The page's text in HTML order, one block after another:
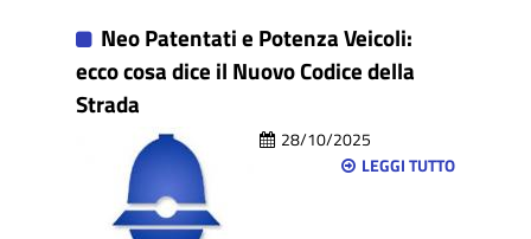
Neo Patentati e Potenza Veicoli:
ecco cosa dice il Nuovo Codice della
Strada
28/10/2025
LEGGI TUTTO